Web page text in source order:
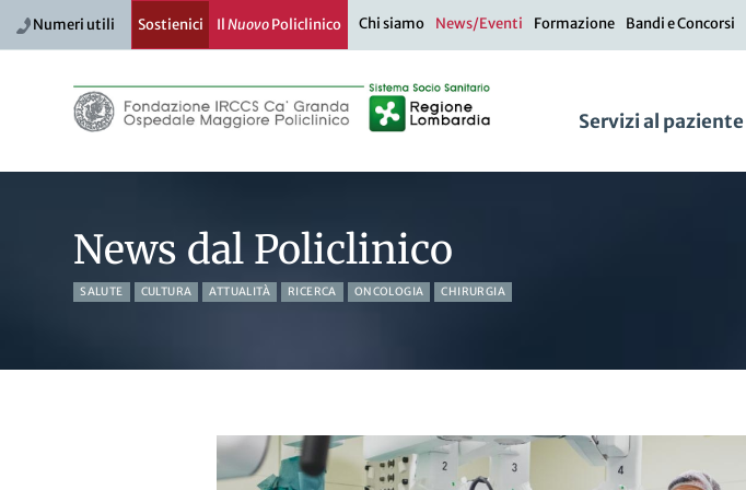
Numeri utili Sostienici IlNuovoPoliclinico Chi siamo News/Eventi Formazione Bandi e Concorsi
Servizi al paziente
News dal Policlinico
SALUTE CULTURA ATTUALITÀ RICERCA ONCOLOGIA CHIRURGIA